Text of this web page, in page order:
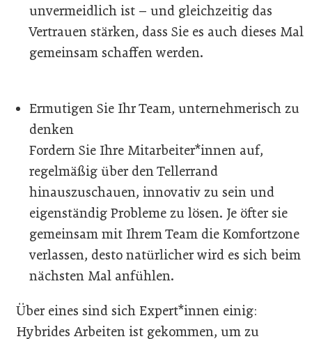
unvermeidlich ist – und gleichzeitig das
Vertrauen stärken, dass Sie es auch dieses Mal
gemeinsam schaffen werden.
Ermutigen Sie Ihr Team, unternehmerisch zu
denken
Fordern Sie Ihre Mitarbeiter*innen auf,
regelmäßig über den Tellerrand
hinauszuschauen, innovativ zu sein und
eigenständig Probleme zu lösen. Je öfter sie
gemeinsam mit Ihrem Team die Komfortzone
verlassen, desto natürlicher wird es sich beim
nächsten Mal anfühlen.
Über eines sind sich Expert*innen einig:
Hybrides Arbeiten ist gekommen, um zu